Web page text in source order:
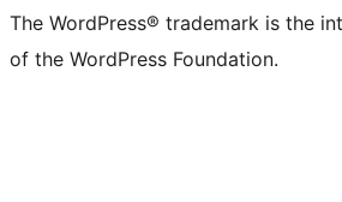
The WordPress® trademark is the
of the WordPress Foundation.